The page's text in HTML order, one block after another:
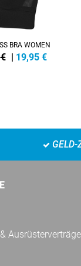
BRA WOMEN
| 19,95 €
GELD-
Ausrüsterverträge